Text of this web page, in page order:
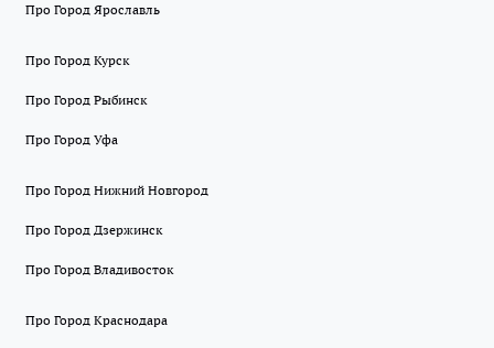
Про Город Ярославль
Про Город Курск
Про Город Рыбинск
Про Город Уфа
Про Город Нижний Новгород
Про Город Дзержинск
Про Город Владивосток
Про Город Краснодара